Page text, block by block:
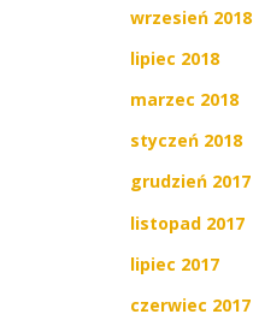
wrzesień 2018
lipiec 2018
marzec 2018
styczeń 2018
grudzień 2017
listopad 2017
lipiec 2017
czerwiec 2017